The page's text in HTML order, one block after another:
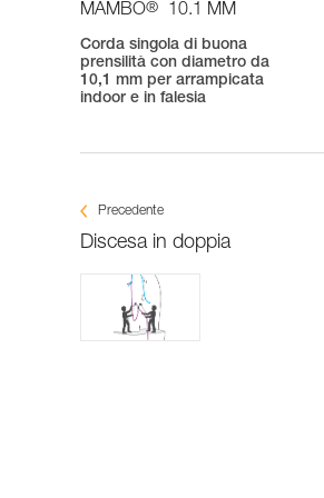
MAMBO® 10.1 MM
Corda singola di buona
prensilità con diametro da
10,1 mm per arrampicata
indoor e in falesia
Precedente
Discesa in doppia